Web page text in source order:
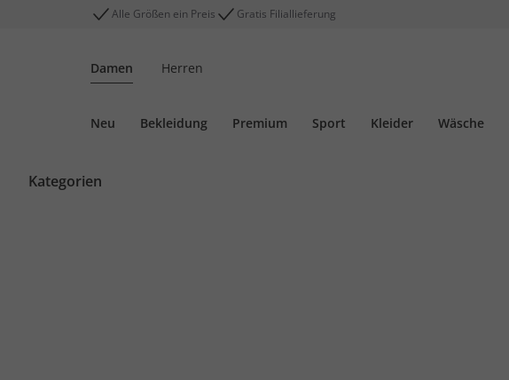
Alle Größen ein Preis Gratis Filiallieferung
Damen Herren
Neu Bekleidung Premium Sport Kleider Wäsche
Kategorien